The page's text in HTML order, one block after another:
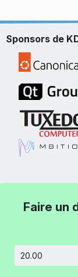
Sponsors de
Faire un